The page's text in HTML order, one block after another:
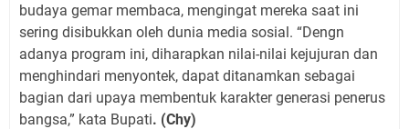
budaya gemar membaca, mengingat mereka saat ini
sering disibukkan oleh dunia media sosial. “Dengn
adanya program ini, diharapkan nilai-nilai kejujuran dan
menghindari menyontek, dapat ditanamkan sebagai
bagian dari upaya membentuk karakter generasi penerus
bangsa,” kata Bupati. (Chy)